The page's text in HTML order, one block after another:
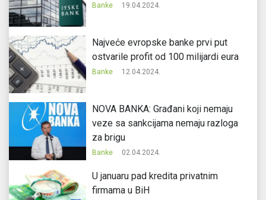
Banke 19.04.2024.
Najveće evropske banke prvi put
ostvarile profit od 100 milijardi eura
Banke 12.04.2024.
NOVA BANKA: Građani koji nemaju
veze sa sankcijama nemaju razloga
za brigu
Banke 02.04.2024.
U januaru pad kredita privatnim
firmama u BiH